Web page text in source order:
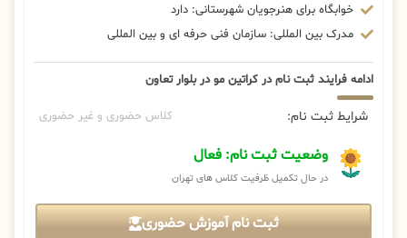
خوابگاه برای هنرجویان شهرستانی: دارد
مدرک بین المللی: سازمان فنی حرفه ای و بین المللی
ادامه فرایند ثبت نام در کراتین مو در بلوار تعاون
شرایط ثبت نام: کلاس حضوری و غیر حضوری
وضعیت ثبت نام: فعال
در حال تکمیل ظرفیت کلاس های تهران
ثبت نام آموزش حضوری